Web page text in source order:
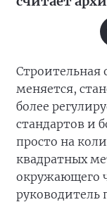
Строительная
меняется,
более
стандартов и
просто на
квадратных
окружающего
руководитель